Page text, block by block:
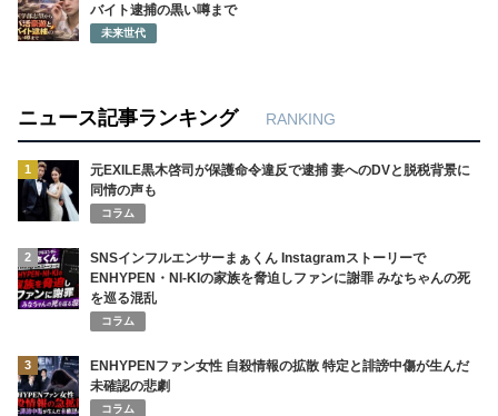
バイト逮捕の黒い噂まで
未来世代
ニュース記事ランキング RANKING
1
元EXILE黒木啓司が保護命令違反で逮捕 妻へのDVと脱税背景に
同情の声も
コラム
2
SNSインフルエンサーまぁくん Instagramストーリーで
ENHYPEN・NI-KIの家族を脅迫しファンに謝罪 みなちゃんの死
を巡る混乱
コラム
3
ENHYPENファン女性 自殺情報の拡散 特定と誹謗中傷が生んだ
未確認の悲劇
コラム